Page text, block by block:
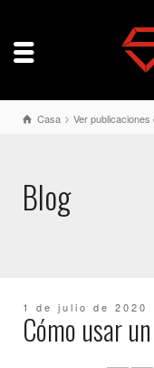
Casa Ver
Blog
1 de julio de 2020
Cómo usar